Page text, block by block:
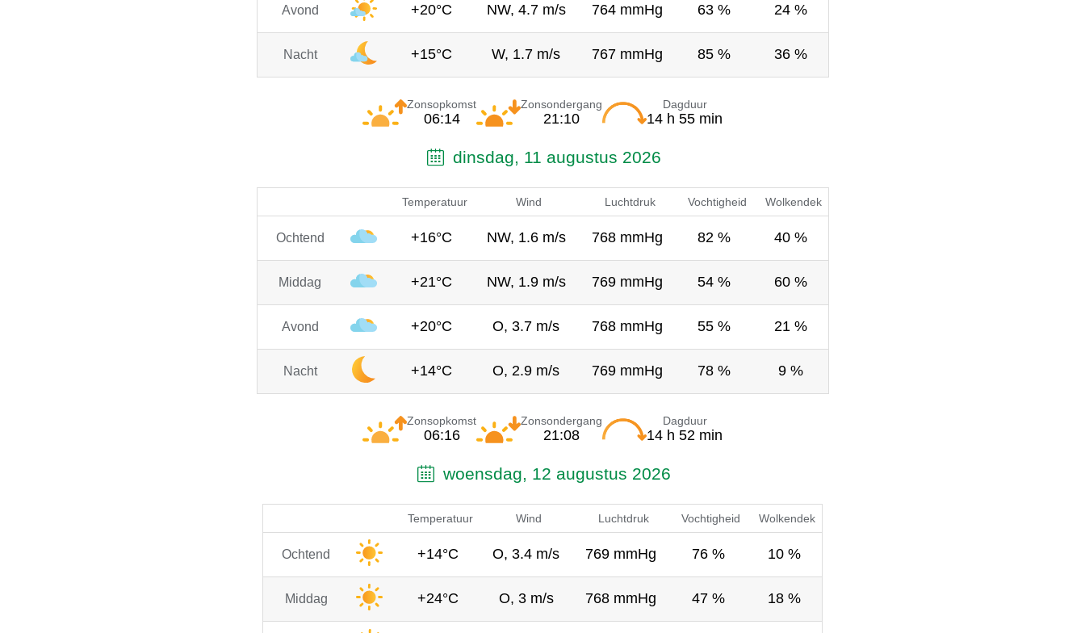
Avond +20°C NW, 4.7 m/s 764 mmHg 63 % 24 %
Nacht +15°C W, 1.7 m/s 767 mmHg 85 % 36 %
Zonsopkomst
06:14
Zonsondergang
21:10
Dagduur
14 h 55 min
dinsdag, 11 augustus 2026
Temperatuur Wind Luchtdruk Vochtigheid Wolkendek
Ochtend +16°C NW, 1.6 m/s 768 mmHg 82 % 40 %
Middag +21°C NW, 1.9 m/s 769 mmHg 54 % 60 %
Avond +20°C O, 3.7 m/s 768 mmHg 55 % 21 %
Nacht +14°C O, 2.9 m/s 769 mmHg 78 % 9 %
Zonsopkomst
06:16
Zonsondergang
21:08
Dagduur
14 h 52 min
woensdag, 12 augustus 2026
Temperatuur Wind Luchtdruk Vochtigheid Wolkendek
Ochtend +14°C O, 3.4 m/s 769 mmHg 76 % 10 %
Middag +24°C O, 3 m/s 768 mmHg 47 % 18 %